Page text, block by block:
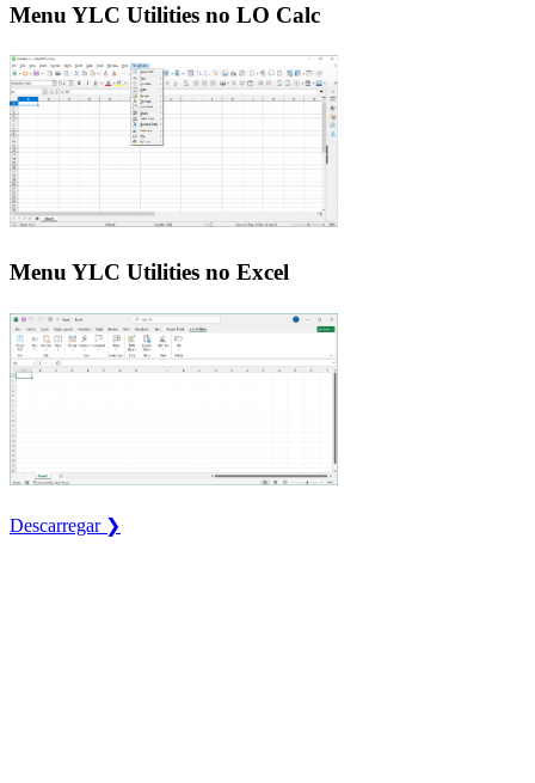
Menu YLC Utilities no LO Calc
Menu YLC Utilities no Excel
Descarregar ❯